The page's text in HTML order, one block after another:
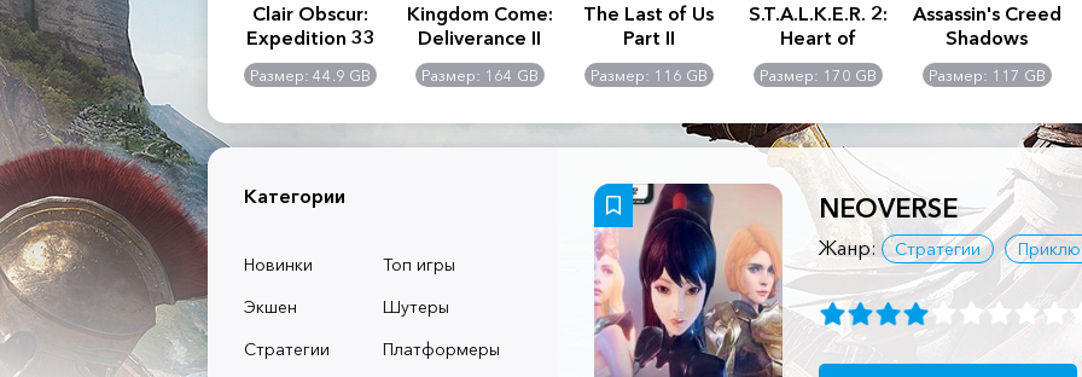
2:
-
GB
Assassin's Creed
Shadows
Размер: 117 GB
Clair Obscur:
Expedition 33
Размер: 44.9 GB
Kingdom Come:
Deliverance II
Размер: 164 GB
The Last of Us
Part II
Remastered
Размер: 116 GB
S.T.A.L.K.E.R. 2:
Heart of
Chernobyl -
Ultimate Edition
Размер: 170 GB
Assassin's Creed
Shadows
Размер: 117 GB
Категории
Новинки
Топ игры
Экшен
Шутеры
Стратегии
Платформеры
NEOVERSE
Жанр: Стратегии